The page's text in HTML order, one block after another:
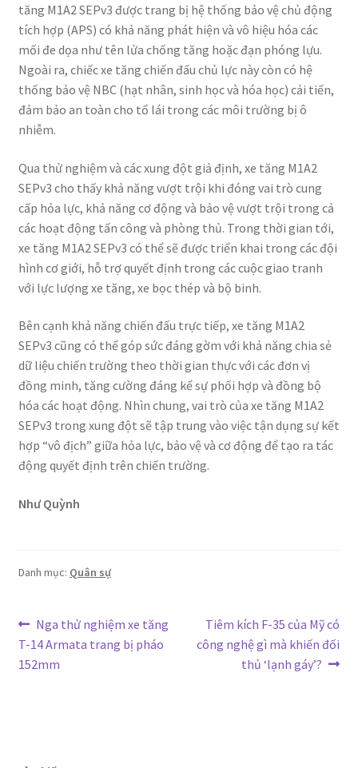
tăng M1A2 SEPv3 được trang bị hệ thống bảo vệ chủ động
tích hợp (APS) có khả năng phát hiện và vô hiệu hóa các
mối đe dọa như tên lửa chống tăng hoặc đạn phóng lựu.
Ngoài ra, chiếc xe tăng chiến đấu chủ lực này còn có hệ
thống bảo vệ NBC (hạt nhân, sinh học và hóa học) cải tiến,
đảm bảo an toàn cho tổ lái trong các môi trường bị ô
nhiễm.
Qua thử nghiệm và các xung đột giả định, xe tăng M1A2
SEPv3 cho thấy khả năng vượt trội khi đóng vai trò cung
cấp hỏa lực, khả năng cơ động và bảo vệ vượt trội trong cả
các hoạt động tấn công và phòng thủ. Trong thời gian tới,
xe tăng M1A2 SEPv3 có thể sẽ được triển khai trong các đội
hình cơ giới, hỗ trợ quyết định trong các cuộc giao tranh
với lực lượng xe tăng, xe bọc thép và bộ binh.
Bên cạnh khả năng chiến đấu trực tiếp, xe tăng M1A2
SEPv3 cũng có thể góp sức đáng gờm với khả năng chia sẻ
dữ liệu chiến trường theo thời gian thực với các đơn vị
đồng minh, tăng cường đáng kể sự phối hợp và đồng bộ
hóa các hoạt động. Nhìn chung, vai trò của xe tăng M1A2
SEPv3 trong xung đột sẽ tập trung vào việc tận dụng sự kết
hợp “vô địch” giữa hỏa lực, bảo vệ và cơ động để tạo ra tác
động quyết định trên chiến trường.
Như Quỳnh
Danh mục: Quân sự
Điều
hướng
Bài
trước:
Nga thử nghiệm xe tăng
T-14 Armata trang bị pháo
152mm
Bài
tiếp
Tiêm kích F-35 của Mỹ có
công nghệ gì mà khiến đối
thủ ‘lạnh gáy’?